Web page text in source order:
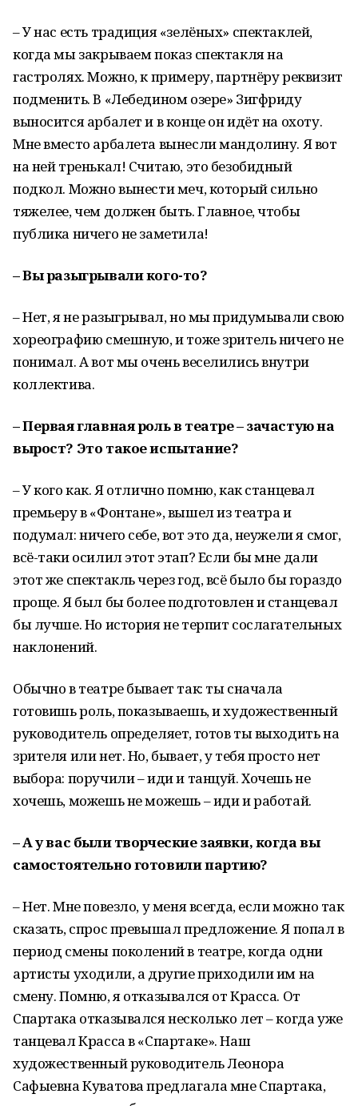
– У нас есть традиция «зелёных» спектаклей,
когда мы закрываем показ спектакля на
гастролях. Можно, к примеру, партнёру реквизит
подменить. В «Лебедином озере» Зигфриду
выносится арбалет и в конце он идёт на охоту.
Мне вместо арбалета вынесли мандолину. Я вот
на ней тренькал! Считаю, это безобидный
подкол. Можно вынести меч, который сильно
тяжелее, чем должен быть. Главное, чтобы
публика ничего не заметила!
– Вы разыгрывали кого-то?
– Нет, я не разыгрывал, но мы придумывали свою
хореографию смешную, и тоже зритель ничего не
понимал. А вот мы очень веселились внутри
коллектива.
– Первая главная роль в театре – зачастую на
вырост? Это такое испытание?
– У кого как. Я отлично помню, как станцевал
премьеру в «Фонтане», вышел из театра и
подумал: ничего себе, вот это да, неужели я смог,
всё-таки осилил этот этап? Если бы мне дали
этот же спектакль через год, всё было бы гораздо
проще. Я был бы более подготовлен и станцевал
бы лучше. Но история не терпит сослагательных
наклонений.
Обычно в театре бывает так: ты сначала
готовишь роль, показываешь, и художественный
руководитель определяет, готов ты выходить на
зрителя или нет. Но, бывает, у тебя просто нет
выбора: поручили – иди и танцуй. Хочешь не
хочешь, можешь не можешь – иди и работай.
– А у вас были творческие заявки, когда вы
самостоятельно готовили партию?
– Нет. Мне повезло, у меня всегда, если можно так
сказать, спрос превышал предложение. Я попал в
период смены поколений в театре, когда одни
артисты уходили, а другие приходили им на
смену. Помню, я отказывался от Красса. От
Спартака отказывался несколько лет – когда уже
танцевал Красса в «Спартаке». Наш
художественный руководитель Леонора
Сафыевна Куватова предлагала мне Спартака,